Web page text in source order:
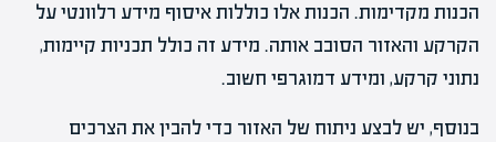
הכנות מקדימות. הכנות אלו כוללות איסוף מידע רלוונטי על
הקרקע והאזור הסובב אותה. מידע זה כולל תכניות קיימות,
נתוני קרקע, ומידע דמוגרפי חשוב.
בנוסף, יש לבצע ניתוח של האזור כדי להבין את הצרכים